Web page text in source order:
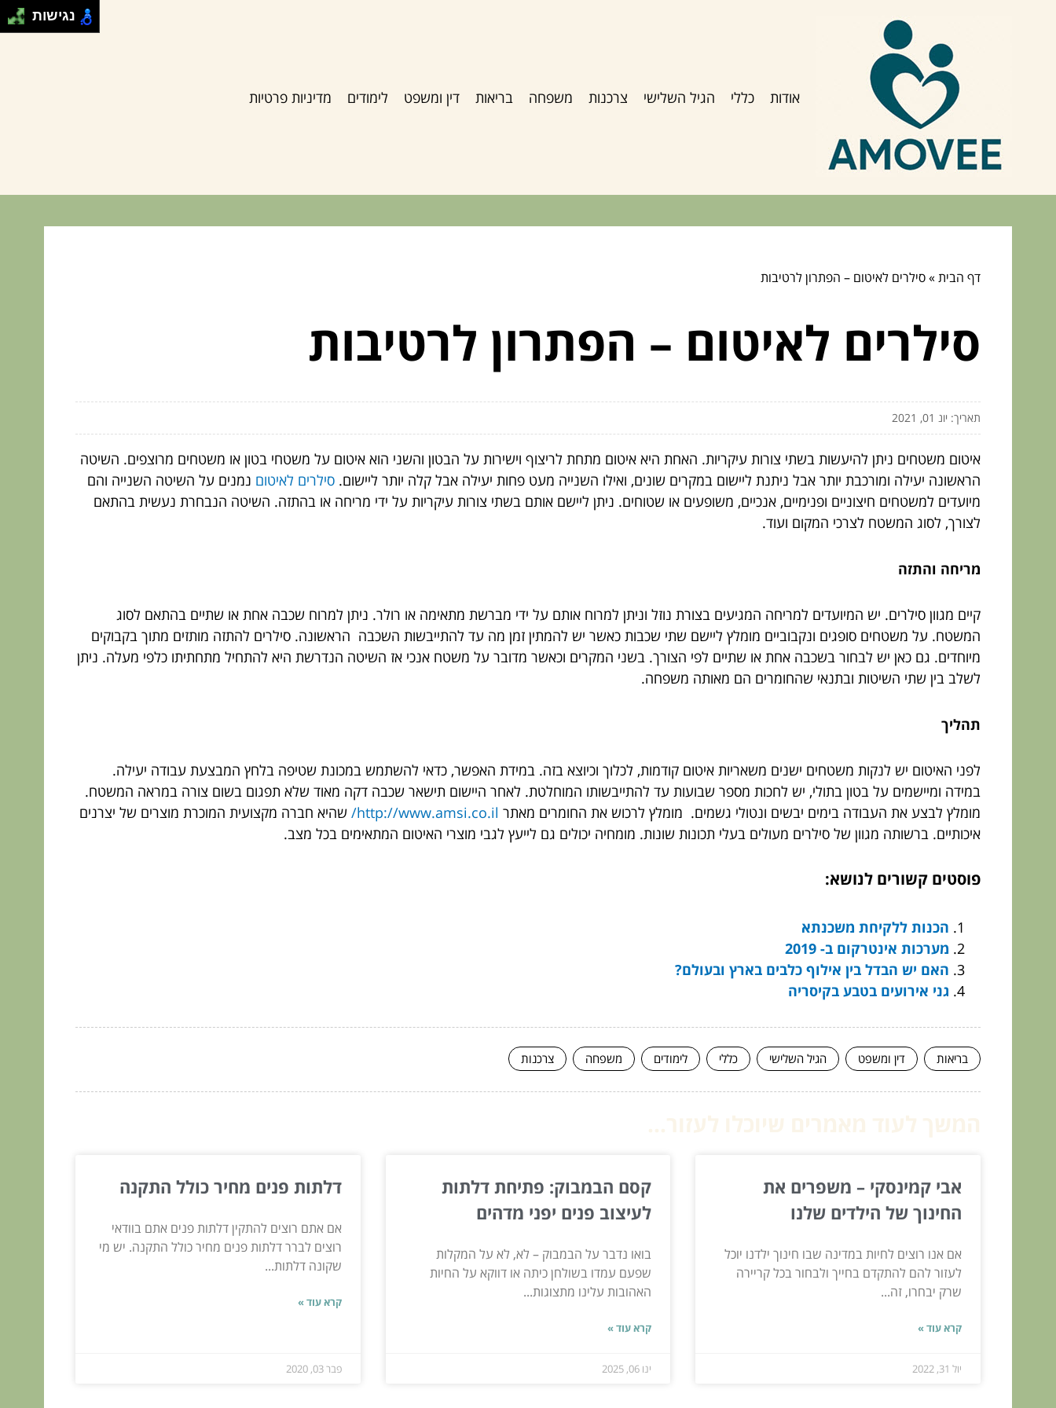
אודות כללי הגיל השלישי צרכנות משפחה בריאות דין ומשפט לימודים מדיניות פרטיות
דף הבית»סילרים לאיטום – הפתרון לרטיבות
סילרים לאיטום – הפתרון לרטיבות
תאריך: יונ 01, 2021
איטום משטחים ניתן להיעשות בשתי צורות עיקריות. האחת היא איטום מתחת לריצוף וישירות על הבטון והשני הוא איטום על משטחי בטון או משטחים מרוצפים. השיטה
הראשונה יעילה ומורכבת יותר אבל ניתנת ליישום במקרים שונים, ואילו השנייה מעט פחות יעילה אבל קלה יותר ליישום. סילרים לאיטום נמנים על השיטה השנייה והם
מיועדים למשטחים חיצוניים ופנימיים, אנכיים, משופעים או שטוחים. ניתן ליישם אותם בשתי צורות עיקריות על ידי מריחה או בהתזה. השיטה הנבחרת נעשית בהתאם
לצורך, לסוג המשטח לצרכי המקום ועוד.
מריחה והתזה
קיים מגוון סילרים. יש המיועדים למריחה המגיעים בצורת נוזל וניתן למרוח אותם על ידי מברשת מתאימה או רולר. ניתן למרוח שכבה אחת או שתיים בהתאם לסוג
המשטח. על משטחים סופגים ונקבוביים מומלץ ליישם שתי שכבות כאשר יש להמתין זמן מה עד להתייבשות השכבה הראשונה. סילרים להתזה מותזים מתוך בקבוקים
מיוחדים. גם כאן יש לבחור בשכבה אחת או שתיים לפי הצורך. בשני המקרים וכאשר מדובר על משטח אנכי אז השיטה הנדרשת היא להתחיל מתחתיתו כלפי מעלה. ניתן
לשלב בין שתי השיטות ובתנאי שהחומרים הם מאותה משפחה.
תהליך
לפני האיטום יש לנקות משטחים ישנים משאריות איטום קודמות, לכלוך וכיוצא בזה. במידת האפשר, כדאי להשתמש במכונת שטיפה בלחץ המבצעת עבודה יעילה.
במידה ומיישמים על בטון בתולי, יש לחכות מספר שבועות עד להתייבשותו המוחלטת. לאחר היישום תישאר שכבה דקה מאוד שלא תפגום בשום צורה במראה המשטח.
מומלץ לבצע את העבודה בימים יבשים ונטולי גשמים. מומלץ לרכוש את החומרים מאתר http://www.amsi.co.il/ שהיא חברה מקצועית המוכרת מוצרים של יצרנים
איכותיים. ברשותה מגוון של סילרים מעולים בעלי תכונות שונות. מומחיה יכולים גם לייעץ לגבי מוצרי האיטום המתאימים בכל מצב.
פוסטים קשורים לנושא:
הכנות ללקיחת משכנתא
מערכות אינטרקום ב- 2019
האם יש הבדל בין אילוף כלבים בארץ ובעולם?
גני אירועים בטבע בקיסריה
בריאות דין ומשפט הגיל השלישי כללי לימודים משפחה צרכנות
אבי קמינסקי – משפרים את
החינוך של הילדים שלנו
אם אנו רוצים לחיות במדינה שבו חינוך ילדנו יוכל
לעזור להם להתקדם בחייך ולבחור בכל קריירה
שרק יבחרו, זה...
קרא עוד »
יול 31, 2022
קסם הבמבוק: פתיחת דלתות
לעיצוב פנים יפני מדהים
בואו נדבר על הבמבוק – לא, לא על המקלות
שפעם עמדו בשולחן כיתה או דווקא על החיות
האהובות עלינו מתצוגות...
קרא עוד »
ינו 06, 2025
דלתות פנים מחיר כולל התקנה
אם אתם רוצים להתקין דלתות פנים אתם בוודאי
רוצים לברר דלתות פנים מחיר כולל התקנה. יש מי
שקונה דלתות...
קרא עוד »
פבר 03, 2020
נגישות